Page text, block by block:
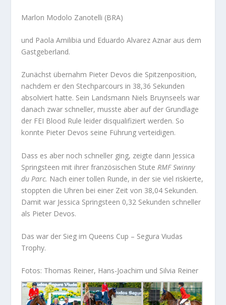
Marlon Modolo Zanotelli (BRA)
und Paola Amilibia und Eduardo Alvarez Aznar aus dem
Gastgeberland.
Zunächst übernahm Pieter Devos die Spitzenposition,
nachdem er den Stechparcours in 38,36 Sekunden
absolviert hatte. Sein Landsmann Niels Bruynseels war
danach zwar schneller, musste aber auf der Grundlage
der FEI Blood Rule leider disqualifiziert werden. So
konnte Pieter Devos seine Führung verteidigen.
Dass es aber noch schneller ging, zeigte dann Jessica
Springsteen mit ihrer französischen Stute RMF Swinny
du Parc. Nach einer tollen Runde, in der sie viel riskierte,
stoppten die Uhren bei einer Zeit von 38,04 Sekunden.
Damit war Jessica Springsteen 0,32 Sekunden schneller
als Pieter Devos.
Das war der Sieg im Queens Cup – Segura Viudas
Trophy.
Fotos: Thomas Reiner, Hans-Joachim und Silvia Reiner